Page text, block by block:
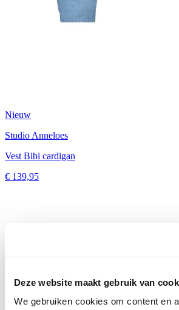
Deze website maakt gebruik van
We gebruiken cookies om content en
Nieuw
Studio Anneloes
Vest Bibi cardigan
€ 139,95